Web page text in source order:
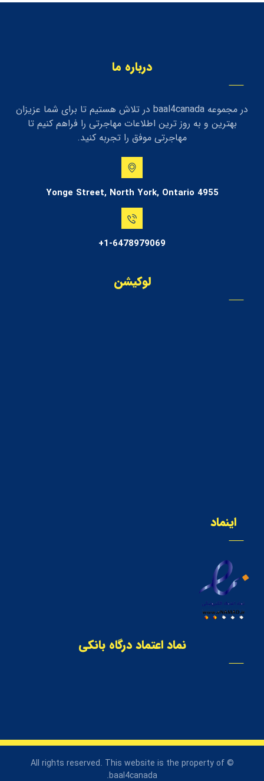
درباره ما
در مجموعه baal4canada در تلاش هستیم تا برای شما عزیزان
بهترین و به روز ترین اطلاعات مهاجرتی را فراهم کنیم تا
مهاجرتی موفق را تجربه کنید.
4955 Yonge Street, North York, Ontario
1-6478979069+
لوکیشن
اینماد
نماد اعتماد درگاه بانکی
© All rights reserved. This website is the property of
baal4canada.